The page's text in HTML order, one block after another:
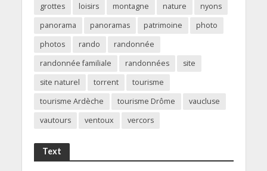
grottes
loisirs montagne nature
nyons
panorama
panoramas patrimoine
photo
photos
rando
randonnée
randonnée familiale
randonnées
site
site naturel
torrent
tourisme
tourisme Ardèche
tourisme Drôme
vaucluse
vautours
ventoux vercors
Text